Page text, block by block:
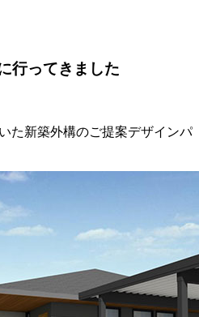
行ってきました
た新築外構のご提案デザインパ